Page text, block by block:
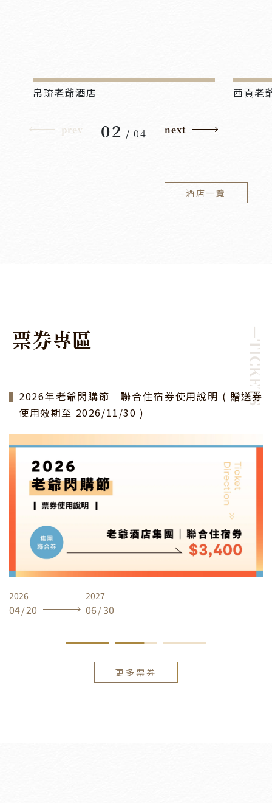
帛琉老爺酒店 西貢老
prev 02 /04 next
酒店一覽
－TICKETS
票券專區
使用說明 ( 贈送券
2026年老爺閃購節｜聯合餐
使用效期至 2026/11/30 )
更多票券